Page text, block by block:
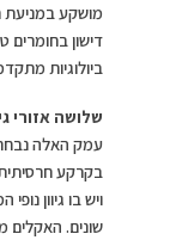
מושקע במניעת
דישון בחומרים
ביולוגיות
שלושה אזורי
עמק האלה
בקרקע
שונים. האקלים